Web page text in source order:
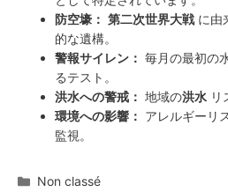
防空壕： 第二次世界大戦 に由
的な遺構。
警報サイレン： 毎月の最初の
るテスト。
洪水への警戒： 地域の洪水 リ
環境への影響： アレルギーリ
監視。
カ
Non classé